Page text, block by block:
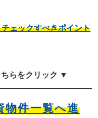
ェックすべきポイント
らをクリック ▼
物件一覧へ進